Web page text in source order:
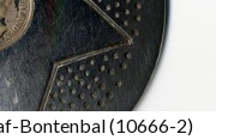
Bontenbal(10666-2)